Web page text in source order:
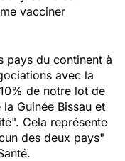
vacciner
pays du continent à
avec la
de notre lot de
Guinée Bissau et
Cela représente
des deux pays"